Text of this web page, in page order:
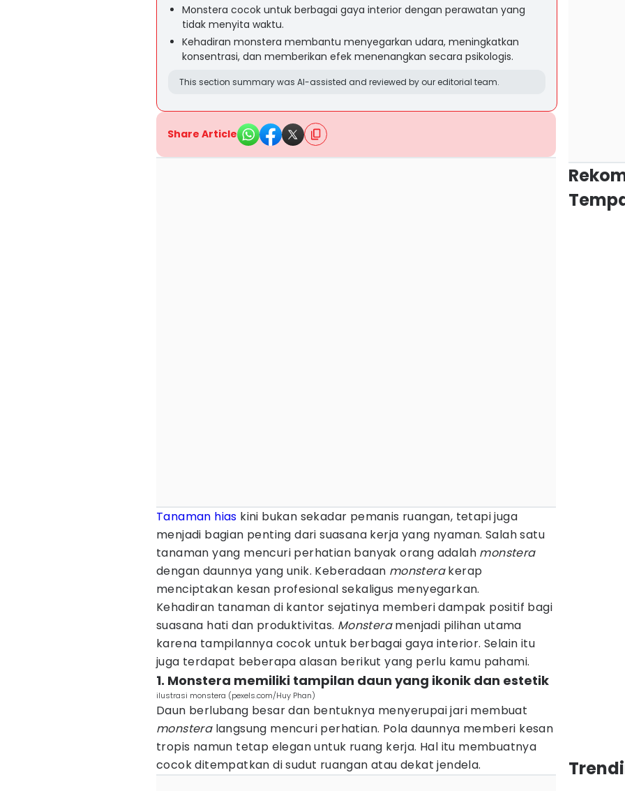
Monstera cocok untuk berbagai gaya interior dengan perawatan yang
tidak menyita waktu.
Kehadiran monstera membantu menyegarkan udara, meningkatkan
konsentrasi, dan memberikan efek menenangkan secara psikologis.
This section summary was AI-assisted and reviewed by our editorial team.
Share Article
Tanaman hias kini bukan sekadar pemanis ruangan, tetapi juga
menjadi bagian penting dari suasana kerja yang nyaman. Salah satu
tanaman yang mencuri perhatian banyak orang adalah monstera
dengan daunnya yang unik. Keberadaan monsterakerap
menciptakan kesan profesional sekaligus menyegarkan.
Kehadiran tanaman di kantor sejatinya memberi dampak positif bagi
suasana hati dan produktivitas. Monsteramenjadi pilihan utama
karena tampilannya cocok untuk berbagai gaya interior. Selain itu
juga terdapat beberapa alasan berikut yang perlu kamu pahami.
1. Monstera memiliki tampilan daun yang ikonik dan estetik
ilustrasi monstera (pexels.com/Huy Phan)
Daun berlubang besar dan bentuknya menyerupai jari membuat
monsteralangsung mencuri perhatian. Pola daunnya memberi kesan
tropis namun tetap elegan untuk ruang kerja. Hal itu membuatnya
cocok ditempatkan di sudut ruangan atau dekat jendela.